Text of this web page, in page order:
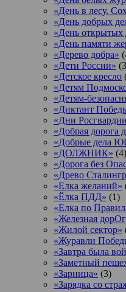
«День в лесу.
«День добрых
«День открытых
«День памяти
«Дерево добра»
«Дети России»
«Детское кресло
«Детям
«Детям-
«Диктант
«Дни
«Добрая дорога
«Добрые дела
«ДОЛЖНИК» (4)
«Дорога без
«Древо
«Елка желаний»
«Ёлка ПДД» (1)
«Елка по
«Железная
«Жилой сектор»
«Журавли
«Завтра была
«Заметный
«Зарница» (3)
«Зарядка со